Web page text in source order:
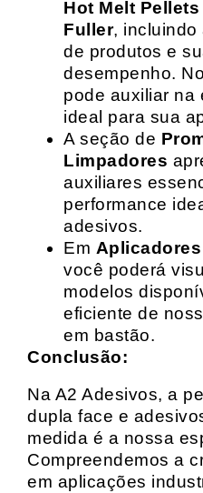
Hot Melt
Fuller, incluindo
de produtos e
desempenho.
pode auxiliar na
ideal para sua
A seção de
Limpadores
auxiliares
performance
adesivos.
Em
você poderá
modelos
eficiente de
em bastão.
Conclusão:
Na A2 Adesivos, a
dupla face e
medida é a nossa
Compreendemos a
em aplicações